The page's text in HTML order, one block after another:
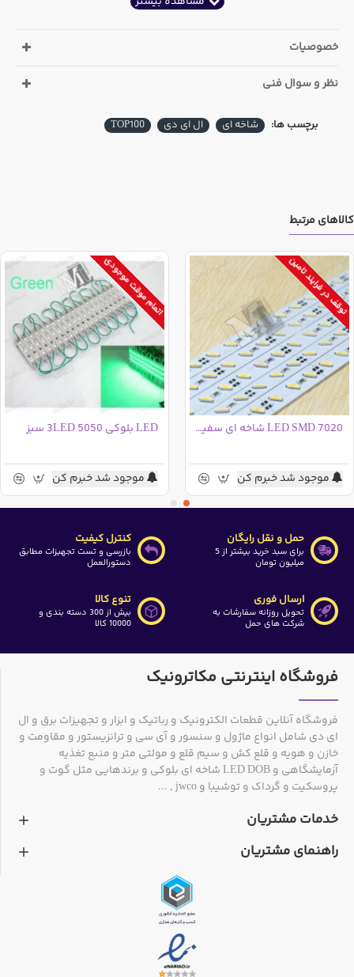
ریل آلومینیومی
4014 نیز در سایت موجود است که دارای طول عمر بالاتر LED
روشنایی بین این مدل و مدل درجه یک تفاوت محسوسی وجود
خصوصیات
نظر و سوال فنی
برچسب ها: شاخه ای ال ای دی TOP100
کالاهای مرتبط
توقف در فرایند تامین
LED SMD 7020 شاخه ای سفید مرغوب
موجود شد خبرم کن
اتمام موقت موجودی
LED بلوکی 5050 3LED سبز
موجود شد خبرم کن
حمل و نقل رایگان
برای سبد خرید بیشتر از 5
میلیون تومان
کنترل کیفیت
بازرسی و تست تجهیزات مطابق
دستورالعمل
ارسال فوری
تحویل روزانه سفارشات به
شرکت های حمل
تنوع کالا
بیش از 300 دسته بندی و
10000 کالا
فروشگاه اینترنتی مکاترونیک
فروشگاه آنلاین قطعات الکترونیک و رباتیک و ابزار و تجهیزات برق و ال
ای دی شامل انواع ماژول و سنسور و آی سی و ترانزیستور و مقاومت و
خازن و هویه و قلع کش و سیم قلع و مولتی متر و منبع تغذیه
آزمایشگاهی و LED DOB شاخه ای بلوکی و برندهایی مثل گوت و
پروسکیت و گرداک و توشیبا و jwco , ...
خدمات مشتریان
راهنمای مشتریان